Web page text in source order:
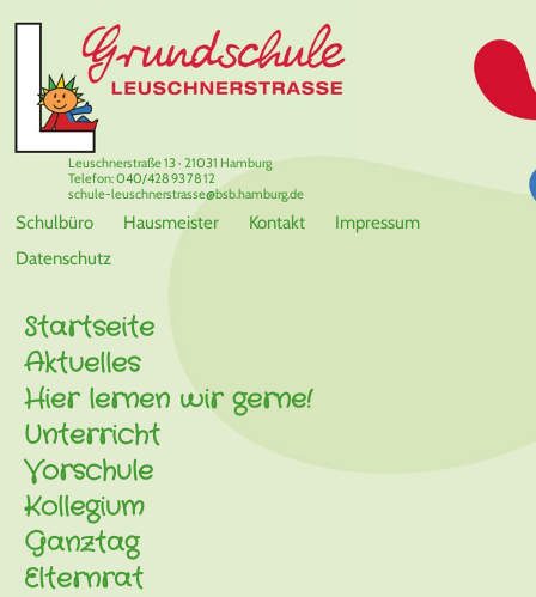
Schulbüro Hausmeister Kontakt
Impressum
Datenschutz
Leuschnerstraße 13 · 21031 Hamburg
Telefon: 040/428 93 78 12
schule-leuschnerstrasse@bsb.hamburg.de
Startseite
Aktuelles
Hier lernen wir gerne!
Unterricht
Vorschule
Kollegium
Ganztag
Elternrat